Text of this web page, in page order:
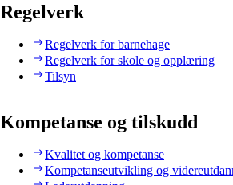
Regelverk
Regelverk for barnehage
Regelverk for skole og opplæring
Tilsyn
Kompetanse og tilskudd
Kvalitet og kompetanse
Kompetanseutvikling og